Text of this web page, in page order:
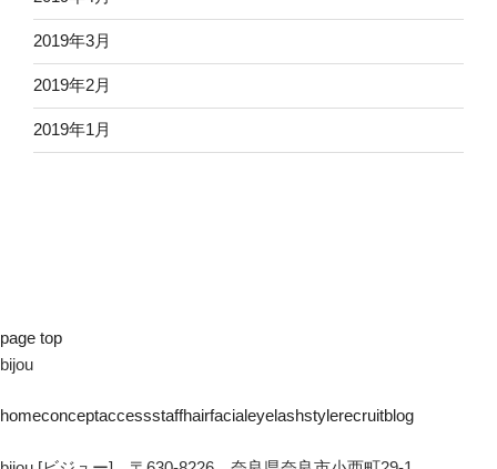
2019年3月
2019年2月
2019年1月
page top
bijou
homeconceptaccessstaffhairfacialeyelashstylerecruitblog